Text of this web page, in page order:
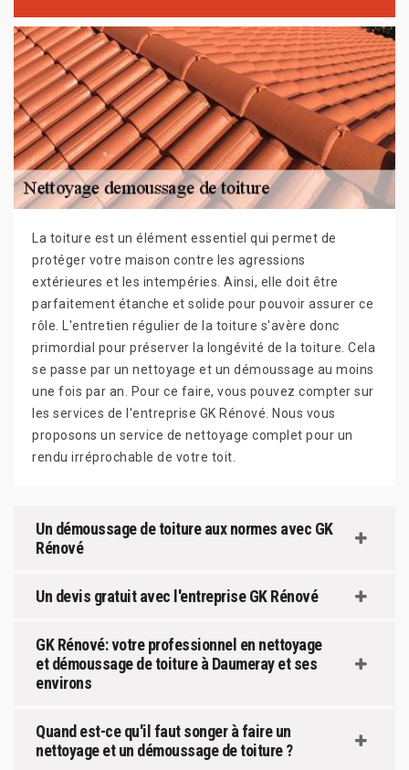
La toiture est un élément essentiel qui permet de
protéger votre maison contre les agressions
extérieures et les intempéries. Ainsi, elle doit être
parfaitement étanche et solide pour pouvoir assurer ce
rôle. L'entretien régulier de la toiture s'avère donc
primordial pour préserver la longévité de la toiture. Cela
se passe par un nettoyage et un démoussage au moins
une fois par an. Pour ce faire, vous pouvez compter sur
les services de l'entreprise GK Rénové. Nous vous
proposons un service de nettoyage complet pour un
rendu irréprochable de votre toit.
Un démoussage de toiture aux normes avec GK
Rénové
Un devis gratuit avec l'entreprise GK Rénové
GK Rénové: votre professionnel en nettoyage
et démoussage de toiture à Daumeray et ses
environs
Quand est-ce qu'il faut songer à faire un
nettoyage et un démoussage de toiture ?